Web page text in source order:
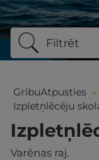
Filtrēt
GribuAtpusties »
Izpletņlēcēju
Varēnas raj.